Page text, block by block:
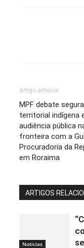
Artigo anterior
MPF debate
territorial indígena
audiência pública
fronteira com a
Procuradoria da
em Roraima
ARTIGOS
Noticias